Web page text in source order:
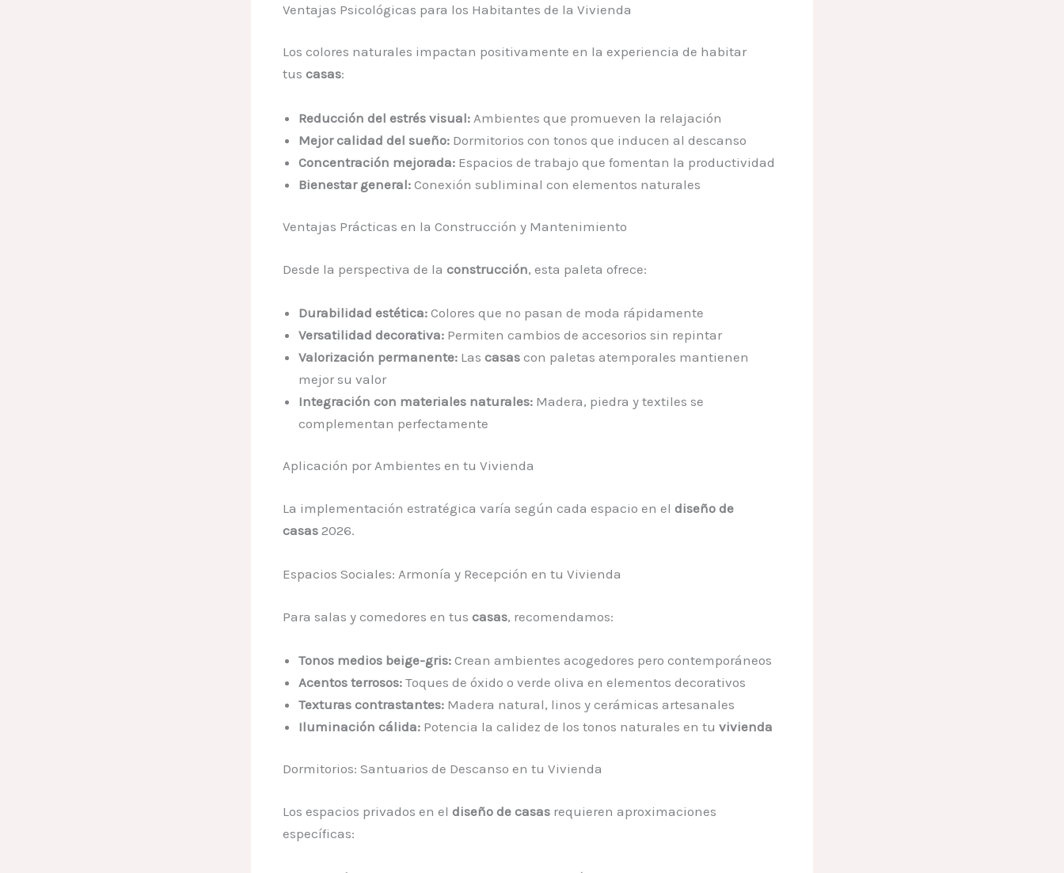
Ventajas Psicológicas para los Habitantes de la Vivienda
Los colores naturales impactan positivamente en la experiencia de habitar
tus casas:
Reducción del estrés visual: Ambientes que promueven la relajación
Mejor calidad del sueño: Dormitorios con tonos que inducen al descanso
Concentración mejorada: Espacios de trabajo que fomentan la productividad
Bienestar general: Conexión subliminal con elementos naturales
Ventajas Prácticas en la Construcción y Mantenimiento
Desde la perspectiva de la construcción, esta paleta ofrece:
Durabilidad estética: Colores que no pasan de moda rápidamente
Versatilidad decorativa: Permiten cambios de accesorios sin repintar
Valorización permanente: Las casas con paletas atemporales mantienen
mejor su valor
Integración con materiales naturales: Madera, piedra y textiles se
complementan perfectamente
Aplicación por Ambientes en tu Vivienda
La implementación estratégica varía según cada espacio en el diseño de
casas 2026.
Espacios Sociales: Armonía y Recepción en tu Vivienda
Para salas y comedores en tus casas, recomendamos:
Tonos medios beige-gris: Crean ambientes acogedores pero contemporáneos
Acentos terrosos: Toques de óxido o verde oliva en elementos decorativos
Texturas contrastantes: Madera natural, linos y cerámicas artesanales
Iluminación cálida: Potencia la calidez de los tonos naturales en tu vivienda
Dormitorios: Santuarios de Descanso en tu Vivienda
Los espacios privados en el diseño de casas requieren aproximaciones
específicas: